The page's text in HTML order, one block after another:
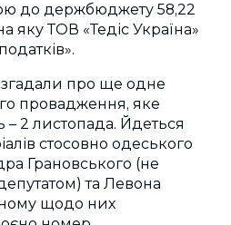
до держбюджету 58,22
яку ТОВ «Тедіс Україна»
про ще одне
провадження, яке
– 2 листопада. Йдеться
стосовно одеського
Грановського (не
та Левона
щодо них